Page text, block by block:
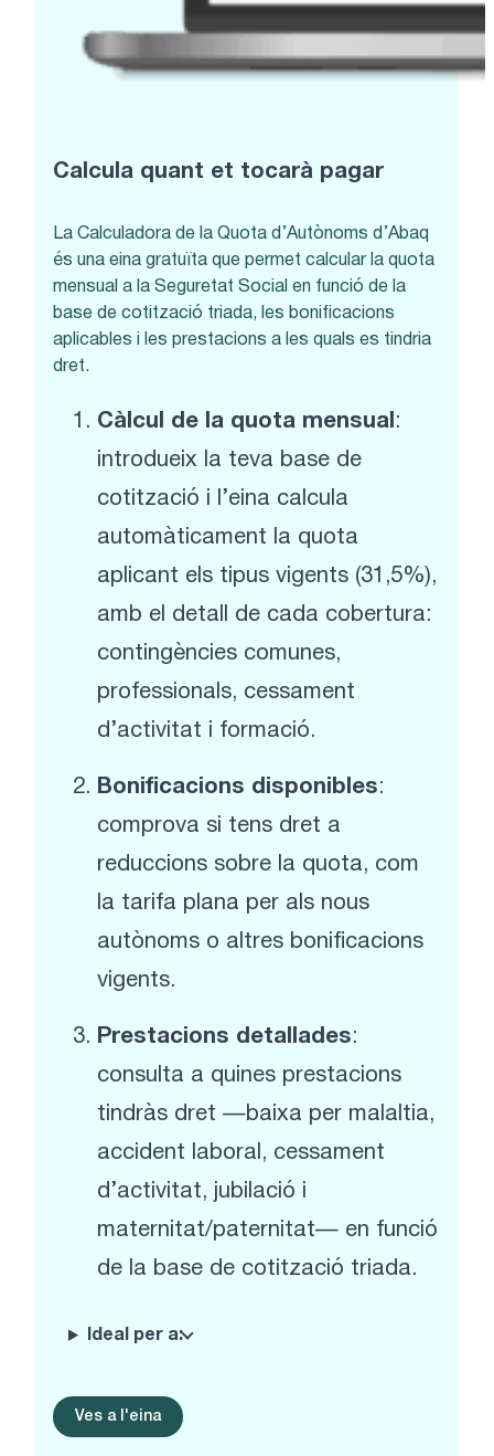
Calcula quant et tocarà pagar
La Calculadora de la Quota d’Autònoms d’Abaq
és una eina gratuïta que permet calcular la quota
mensual a la Seguretat Social en funció de la
base de cotització triada, les bonificacions
aplicables i les prestacions a les quals es tindria
dret.
Càlcul de la quota mensual :
introdueix la teva base de
cotització i l’eina calcula
automàticament la quota
aplicant els tipus vigents (31,5%),
amb el detall de cada cobertura:
contingències comunes,
professionals, cessament
d’activitat i formació.
Bonificacions disponibles:
comprova si tens dret a
reduccions sobre la quota, com
la tarifa plana per als nous
autònoms o altres bonificacions
vigents.
Prestacions detallades:
consulta a quines prestacions
tindràs dret —baixa per malaltia,
accident laboral, cessament
d’activitat, jubilació i
maternitat/paternitat— en funció
de la base de cotització triada.
Ideal per a:
Ves a l'eina